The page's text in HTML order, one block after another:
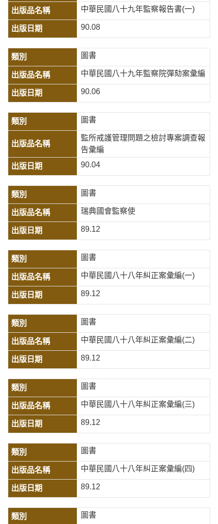
中華民國八十九年監察報告書(一)
90.08
圖書
中華民國八十九年監察院彈劾案彙編
90.06
圖書
監所戒護管理問題之檢討專案調查報
告彙編
90.04
圖書
瑞典國會監察使
89.12
圖書
中華民國八十八年糾正案彙編(一)
89.12
圖書
中華民國八十八年糾正案彙編(二)
89.12
圖書
中華民國八十八年糾正案彙編(三)
89.12
圖書
中華民國八十八年糾正案彙編(四)
89.12
圖書